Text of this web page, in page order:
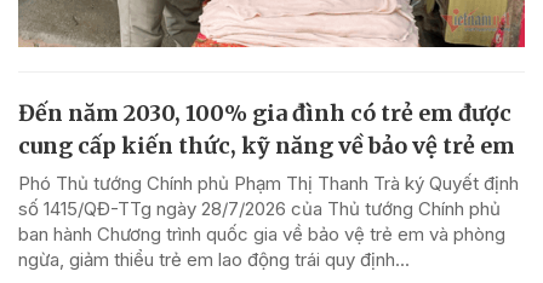
Đến năm 2030, 100% gia đình có trẻ em được
cung cấp kiến thức, kỹ năng về bảo vệ trẻ em
Phó Thủ tướng Chính phủ Phạm Thị Thanh Trà ký Quyết định
số 1415/QĐ-TTg ngày 28/7/2026 của Thủ tướng Chính phủ
ban hành Chương trình quốc gia về bảo vệ trẻ em và phòng
ngừa, giảm thiểu trẻ em lao động trái quy định...